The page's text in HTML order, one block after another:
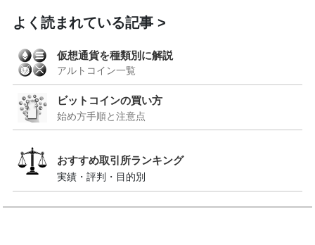
よく読まれている記事
仮想通貨を種類別に解説
アルトコイン一覧
ビットコインの買い方
始め方手順と注意点
おすすめ取引所ランキング
実績・評判・目的別